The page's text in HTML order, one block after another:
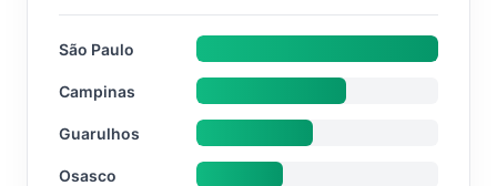
São Paulo
Campinas
Guarulhos
Osasco